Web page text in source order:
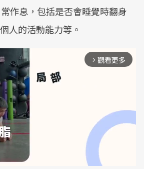
作息，包括是否會睡覺時翻身
人的活動能力等。
arrow_forward_ios 觀看更多